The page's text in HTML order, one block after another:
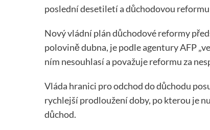
poslední desetiletí a důchodovou
Nový vládní plán důchodové reformy
polovině dubna, je podle agentury AFP
ním nesouhlasí a považuje reformu za
Vláda hranici pro odchod do důchodu
rychlejší prodloužení doby, po kterou je
důchod.